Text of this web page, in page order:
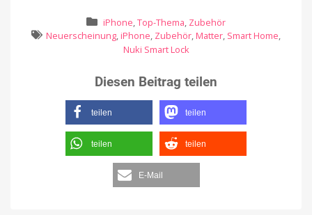
iPhone,Top-Thema, Zubehör
Neuerscheinung, iPhone, Zubehör, Matter, Smart Home,
Nuki Smart Lock
Diesen Beitrag teilen
teilen teilen
teilen teilen
E-Mail